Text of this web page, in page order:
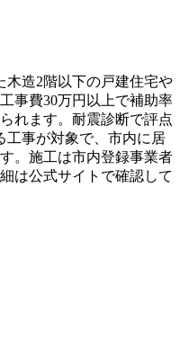
木造2階以下の戸建住宅や
事費30万円以上で補助率
れます。耐震診断で評点
工事が対象で、市内に居
。施工は市内登録事業者
は公式サイトで確認して